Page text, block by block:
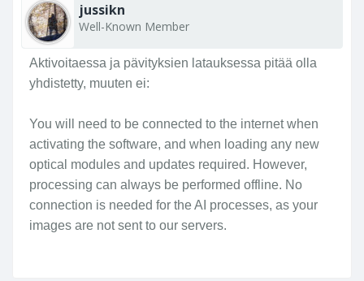
jussikn
Well-Known Member
Aktivoitaessa ja pävityksien latauksessa pitää olla
yhdistetty, muuten ei:
You will need to be connected to the internet when
activating the software, and when loading any new
optical modules and updates required. However,
processing can always be performed offline. No
connection is needed for the AI processes, as your
images are not sent to our servers.